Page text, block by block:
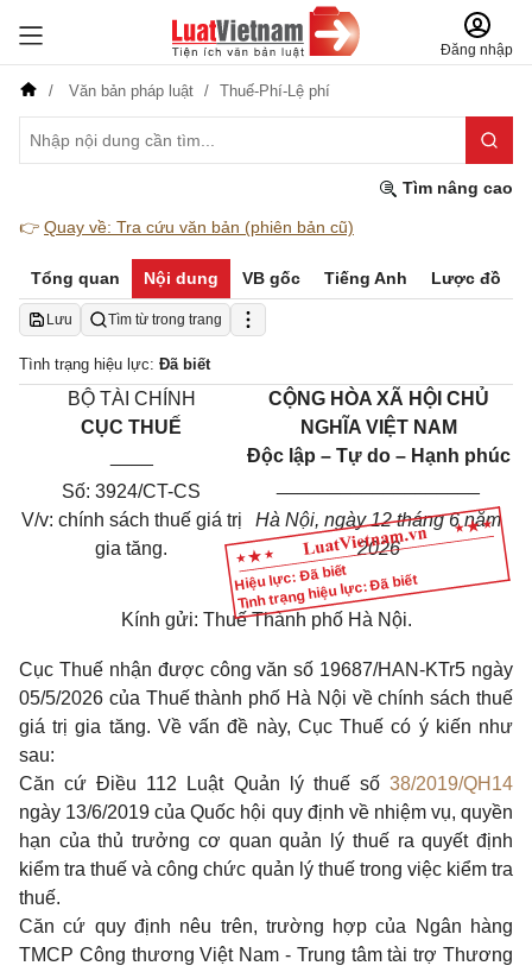
Đăng nhập
Văn bản pháp luật Thuế-Phí-Lệ phí
Tìm nâng cao
👉 Quay về: Tra cứu văn bản (phiên bản cũ)
Tổng quan Nội dung VB gốc Tiếng Anh Lược đồ
Lưu Tìm từ trong trang
Tình trạng hiệu lực: Đã biết
Hiệu lực: Đã biết
Tình trạng hiệu lực: Đã biết
BỘ TÀI CHÍNH
CỤC THUẾ
Số: 3924/CT-CS
V/v: chính sách thuế giá trị
gia tăng.
CỘNG HÒA XÃ HỘI CHỦ
NGHĨA VIỆT NAM
Độc lập – Tự do – Hạnh phúc
Hà Nội, ngày12tháng6năm
2026
Kính gửi: Thuế Thành phố Hà Nội.
Cục Thuế nhận được công văn số 19687/HAN-KTr5 ngày
05/5/2026 của Thuế thành phố Hà Nội về chính sách thuế
giá trị gia tăng. Về vấn đề này, Cục Thuế có ý kiến như
sau:
Căn cứ Điều 112 Luật Quản lý thuế số 38/2019/QH14
ngày 13/6/2019 của Quốc hội quy định về nhiệm vụ, quyền
hạn của thủ trưởng cơ quan quản lý thuế ra quyết định
kiểm tra thuế và công chức quản lý thuế trong việc kiểm tra
thuế.
Căn cứ quy định nêu trên, trường hợp của Ngân hàng
TMCP Công thương Việt Nam - Trung tâm tài trợ Thương